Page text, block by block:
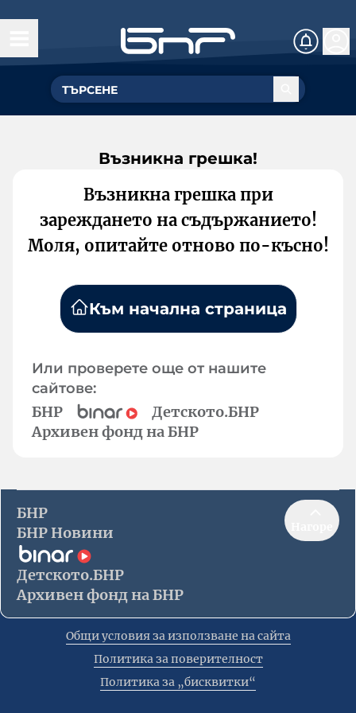
Възникна грешка!
Възникна грешка при
зареждането на съдържанието!
Моля, опитайте отново по-късно!
Към начална страница
Или проверете още от нашите
сайтове:
БНР
Детското.БНР
Архивен фонд на БНР
БНР
БНР Новини
Детското.БНР
Архивен фонд на БНР
Общи условия за използване на сайта
Политика за поверителност
Политика за „бисквитки“